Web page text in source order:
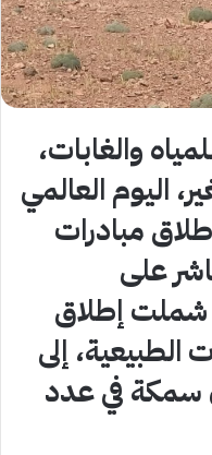
والغابات،
اليوم العالمي
مبادرات
على
شملت إطلاق
الطبيعية، إلى
سمكة في عدد